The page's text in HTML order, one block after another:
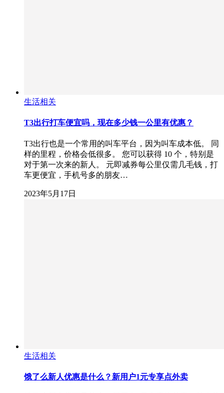
生活相关
T3出行打车便宜吗，现在多少钱一公里有优惠？
T3出行也是一个常用的叫车平台，因为叫车成本低。 同
样的里程，价格会低很多。 您可以获得 10 个，特别是
对于第一次来的新人。 元即减券每公里仅需几毛钱，打
车更便宜，手机号多的朋友…
2023年5月17日
生活相关
饿了么新人优惠是什么？新用户1元专享点外卖